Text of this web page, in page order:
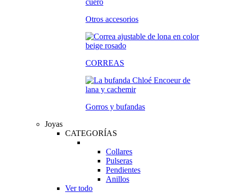
Otros accesorios
CORREAS
Gorros y bufandas
Joyas
CATEGORÍAS
Collares
Pulseras
Pendientes
Anillos
Ver todo